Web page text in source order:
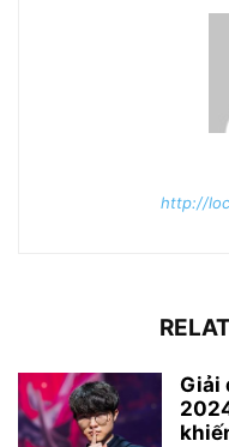
http://
Giải